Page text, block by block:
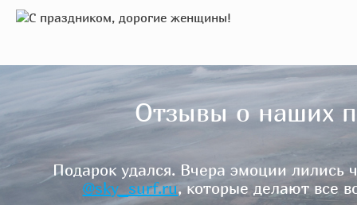
Отзывы о наших
Подарок удался. Вчера эмоции лились
@sky_surf.ru, которые делают все